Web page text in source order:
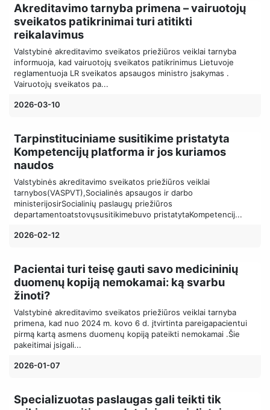
Akreditavimo tarnyba primena – vairuotojų
sveikatos patikrinimai turi atitikti
reikalavimus
Valstybinė akreditavimo sveikatos priežiūros veiklai tarnyba
informuoja, kad vairuotojų sveikatos patikrinimus Lietuvoje
reglamentuoja LR sveikatos apsaugos ministro įsakymas .
Vairuotojų sveikatos pa...
2026-03-10
Tarpinstituciniame susitikime pristatyta
Kompetencijų platforma ir jos kuriamos
naudos
Valstybinės akreditavimo sveikatos priežiūros veiklai
tarnybos(VASPVT),Socialinės apsaugos ir darbo
ministerijosirSocialinių paslaugų priežiūros
departamentoatstovųsusitikimebuvo pristatytaKompetencij...
2026-02-12
Pacientai turi teisę gauti savo medicininių
duomenų kopiją nemokamai: ką svarbu
žinoti?
Valstybinė akreditavimo sveikatos priežiūros veiklai tarnyba
primena, kad nuo 2024 m. kovo 6 d. įtvirtinta pareigapacientui
pirmą kartą asmens duomenų kopiją pateikti nemokamai .Šie
pakeitimai įsigali...
2026-01-07
Specializuotas paslaugas gali teikti tik